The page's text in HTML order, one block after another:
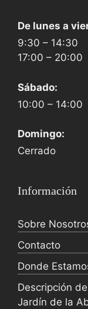
De lunes a
9:30 – 14:30
17:00 – 20:00
Sábado:
10:00 – 14:00
Domingo:
Cerrado
Información
Sobre
Contacto
Donde
Descripción
Jardín de la